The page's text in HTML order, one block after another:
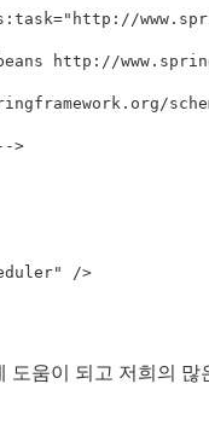
http://
>
/>
도움이 되고 저희의 많